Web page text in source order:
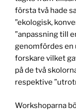
första två hade
”ekologisk,
”anpassning till
genomfördes en
forskare vilket
på de två
respektive
Workshoparna